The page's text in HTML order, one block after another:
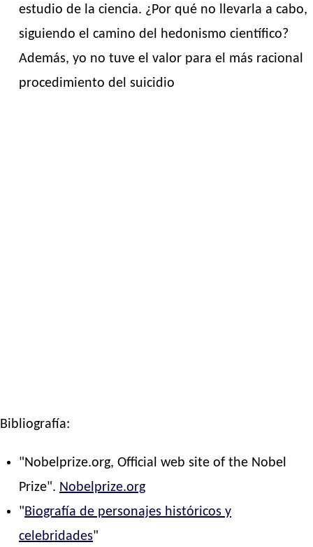
estudio de la ciencia. ¿Por qué no llevarla a cabo,
siguiendo el camino del hedonismo científico?
Además, yo no tuve el valor para el más racional
procedimiento del suicidio
Bibliografía:
"Nobelprize.org, Official web site of the Nobel
Prize". Nobelprize.org
" Biografía de personajes históricos y
celebridades"